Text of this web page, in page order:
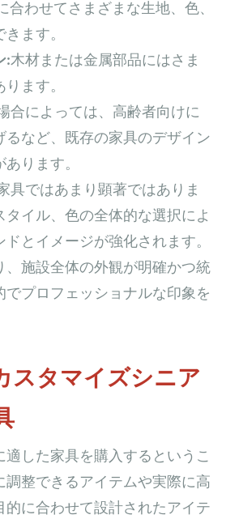
合わせてさまざまな生地、色、
ます。
:木材または金属部品にはさま
ます。
合によっては、高齢者向けに
るなど、既存の家具のデザイン
ります。
具ではあまり顕著ではありま
タイル、色の全体的な選択によ
ドとイメージが強化されます。
、施設全体の外観が明確かつ統
でプロフェッショナルな印象を
スタマイズシニア
適した家具を購入するというこ
調整できるアイテムや実際に高
的に合わせて設計されたアイテ